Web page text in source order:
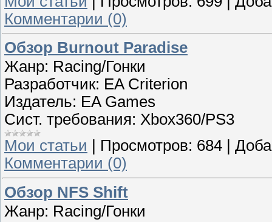
Комментарии (0)
Обзор Burnout Paradise
Жанр: Racing/Гонки
Разработчик: EA Criterion
Издатель: EA Games
Сист. требования: Xbox360/PS3
Мои статьи
Просмотров: 684
Комментарии (0)
Обзор NFS Shift
Жанр: Racing/Гонки